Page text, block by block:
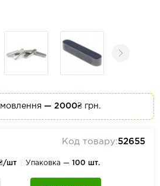
— 2000₴ грн.
Код товару:52655
шт Упаковка — 100 шт.